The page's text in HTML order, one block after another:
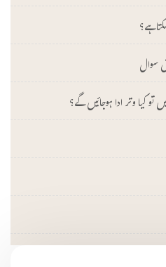
ہے؟
سوال
کیا وتر ادا ہوجائیں گے؟